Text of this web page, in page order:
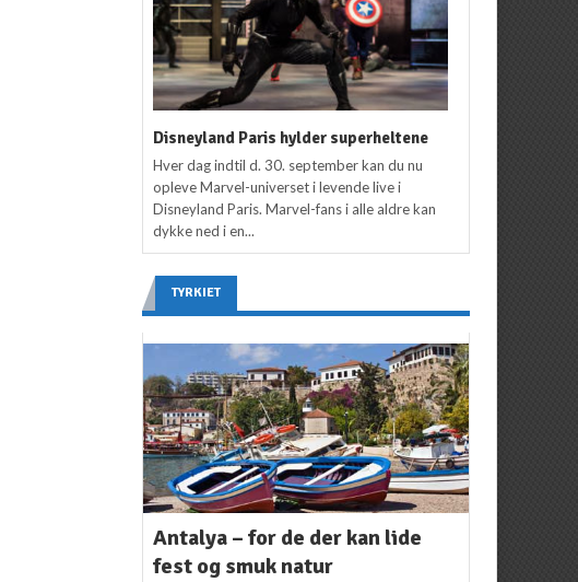
Disneyland Paris hylder superheltene
Hver dag indtil d. 30. september kan du nu
opleve Marvel-universet i levende live i
Disneyland Paris. Marvel-fans i alle aldre kan
dykke ned i en...
TYRKIET
Antalya – for de der kan lide
fest og smuk natur